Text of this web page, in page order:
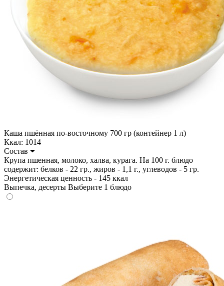
Каша пшённая по-восточному 700 гр (контейнер 1 л)
Ккал: 1014
Состав
Крупа пшенная, молоко, халва, курага. На 100 г. блюдо
содержит: белков - 22 гр., жиров - 1,1 г., углеводов - 5 гр.
Энергетическая ценность - 145 ккал
Выпечка, десерты Выберите 1 блюдо